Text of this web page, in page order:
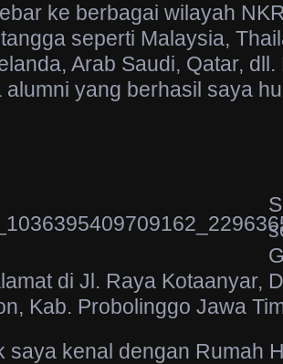
ke berbagai wilayah
seperti Malaysia,
Arab Saudi, Qatar,
alumni yang berhasil saya
di Jl. Raya Kotaanyar,
Kab. Probolinggo Jawa
saya kenal dengan Rumah